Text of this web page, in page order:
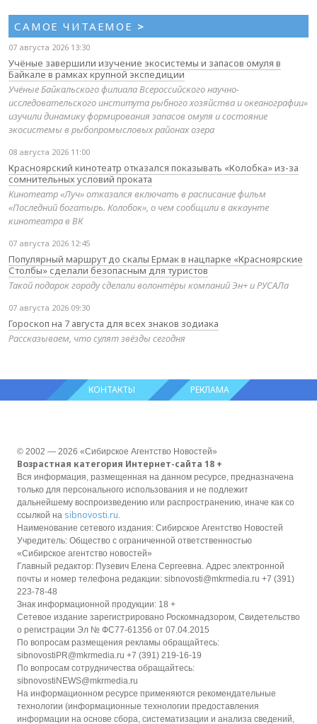
САМОЕ ЧИТАЕМОЕ >
07 августа 2026 13:30
Учёные завершили изучение экосистемы и запасов омуля в
Байкале в рамках крупной экспедиции
Учёные Байкальского филиала Всероссийского научно-
исследовательского института рыбного хозяйства и океанографии»
изучили динамику формирования запасов омуля и состояние
экосистемы в рыбопромысловых районах озера
08 августа 2026 11:00
Красноярский кинотеатр отказался показывать «Колобка» из-за
сомнительных условий проката
Кинотеатр «Луч» отказался включать в расписание фильм
«Последний богатырь. Колобок», о чем сообщили в аккаунте
кинотеатра в ВК
07 августа 2026 12:45
Популярный маршрут до скалы Ермак в нацпарке «Красноярские
Столбы» сделали безопасным для туристов
Такой подарок городу сделали волонтёры компаний Эн+ и РУСАЛа
07 августа 2026 09:30
Гороскоп на 7 августа для всех знаков зодиака
Рассказываем, что сулят звёзды сегодня
КОНТАКТЫ РЕКЛАМА
© 2002 — 2026 «Сибирское Агентство Новостей»
Возрастная категория Интернет-сайта 18 +
Вся информация, размещенная на данном ресурсе, предназначена
только для персонального использования и не подлежит
дальнейшему воспроизведению или распространению, иначе как со
ссылкой на sibnovosti.ru.
Наименование сетевого издания: Сибирское Агентство Новостей
Учредитель: Общество с ограниченной ответственностью
«Сибирское агентство новостей»
Главный редактор: Пузевич Елена Сергеевна. Адрес электронной
почты и номер телефона редакции: sibnovosti@mkrmedia.ru +7 (391)
223-78-48
Знак информационной продукции: 18 +
Сетевое издание зарегистрировано Роскомнадзором, Свидетельство
о регистрации Эл № ФС77-61356 от 07.04.2015
По вопросам размещения рекламы обращайтесь:
sibnovostiPR@mkrmedia.ru +7 (391) 219-16-19
По вопросам сотрудничества обращайтесь:
sibnovostiNEWS@mkrmedia.ru
На информационном ресурсе применяются рекомендательные
технологии (информационные технологии предоставления
информации на основе сбора, систематизации и анализа сведений,